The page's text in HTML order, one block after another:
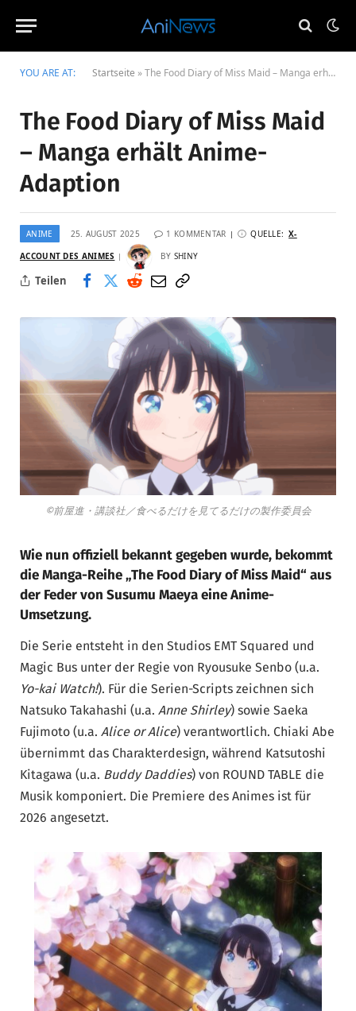
YOU ARE AT: Startseite »The Food Diary of Miss Maid – Manga erhält Anime-Adaption
The Food Diary of Miss Maid
– Manga erhält Anime-
Adaption
ANIME 25. AUGUST 2025 1 KOMMENTAR QUELLE: X-
ACCOUNT DES ANIMES
BY SHINY
Teilen
©前屋進・講談社／食べるだけを見てるだけの製作委員会
Wie nun offiziell bekannt gegeben wurde, bekommt
die Manga-Reihe „The Food Diary of Miss Maid“ aus
der Feder von Susumu Maeya eine Anime-
Umsetzung.
Die Serie entsteht in den Studios EMT Squared und
Magic Bus unter der Regie von Ryousuke Senbo (u.a.
Yo-kai Watch!). Für die Serien-Scripts zeichnen sich
Natsuko Takahashi (u.a. Anne Shirley) sowie Saeka
Fujimoto (u.a. Alice or Alice) verantwortlich. Chiaki Abe
übernimmt das Charakterdesign, während Katsutoshi
Kitagawa (u.a. Buddy Daddies) von ROUND TABLE die
Musik komponiert. Die Premiere des Animes ist für
2026 angesetzt.